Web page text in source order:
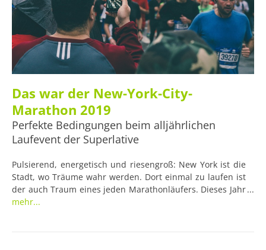
Das war der New-York-City-
Marathon 2019
Perfekte Bedingungen beim alljährlichen
Laufevent der Superlative
Pulsierend, energetisch und riesengroß: New York ist die
Stadt, wo Träume wahr werden. Dort einmal zu laufen ist
der auch Traum eines jeden Marathonläufers. Dieses Jahr
wurde er für Geoffrey Kamworor wahr, der als Erster die
mehr...